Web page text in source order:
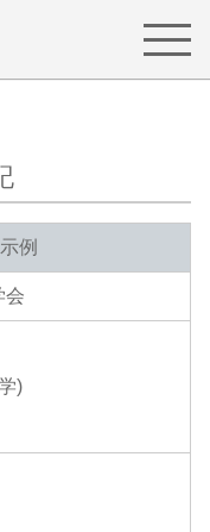
例
会
)